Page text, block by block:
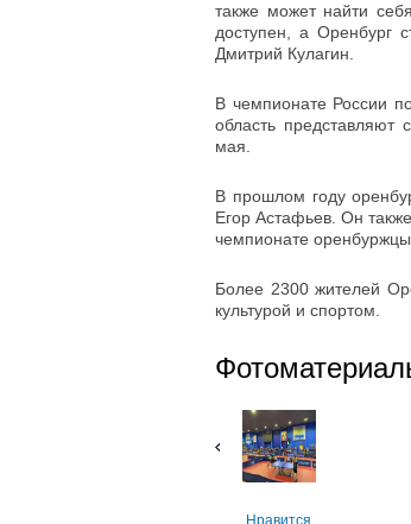
также может найти
доступен, а Оренбург
Дмитрий Кулагин.
В чемпионате России
область представляют
мая.
В прошлом году
Егор Астафьев. Он
чемпионате
Более 2300 жителей
культурой и спортом.
Нравится